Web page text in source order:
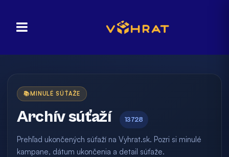
📚 MINULÉ SÚŤAŽE
Archív súťaží 13728
Prehľad ukončených súťaží na Vyhrat.sk. Pozri si minulé
kampane, dátum ukončenia a detail súťaže.